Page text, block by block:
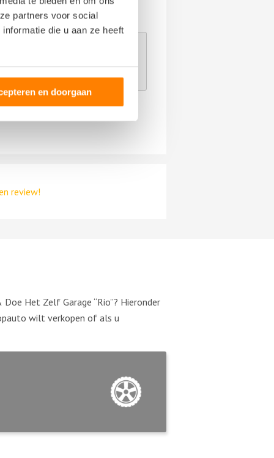
partners voor social
die u aan ze heeft
en doorgaan
review!
Het Zelf Garage “Rio”? Hieronder
wilt verkopen of als u